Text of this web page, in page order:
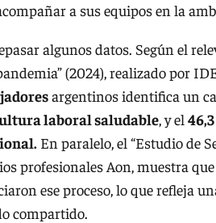
a sus equipos en la
algunos datos. Según el
(2024), realizado por
argentinos identifica un
laboral saludable , y el
En paralelo, el “Estudio de
profesionales Aon, muestra
ese proceso, lo que refleja
compartido.